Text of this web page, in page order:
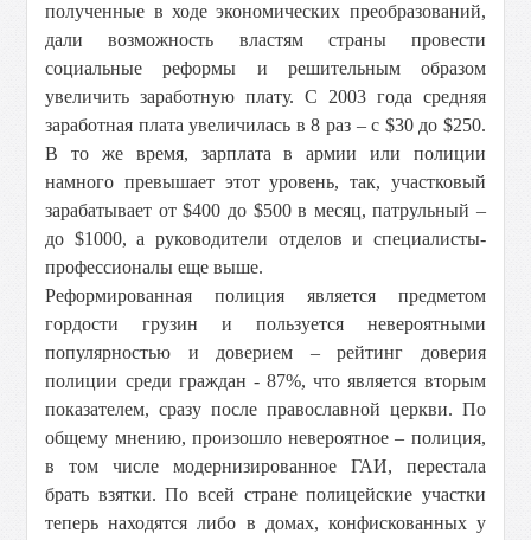
полученные в ходе экономических преобразований,
дали возможность властям страны провести
социальные реформы и решительным образом
увеличить заработную плату. С 2003 года средняя
заработная плата увеличилась в 8 раз – с $30 до $250.
В то же время, зарплата в армии или полиции
намного превышает этот уровень, так, участковый
зарабатывает от $400 до $500 в месяц, патрульный –
до $1000, а руководители отделов и специалисты-
профессионалы еще выше.
Реформированная полиция является предметом
гордости грузин и пользуется невероятными
популярностью и доверием – рейтинг доверия
полиции среди граждан - 87%, что является вторым
показателем, сразу после православной церкви. По
общему мнению, произошло невероятное – полиция,
в том числе модернизированное ГАИ, перестала
брать взятки. По всей стране полицейские участки
теперь находятся либо в домах, конфискованных у